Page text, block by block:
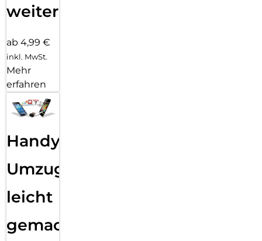
weiter
ab 4,99 €
inkl. MwSt.
Mehr
erfahren
Handy
Umzug
leicht
gemacht!